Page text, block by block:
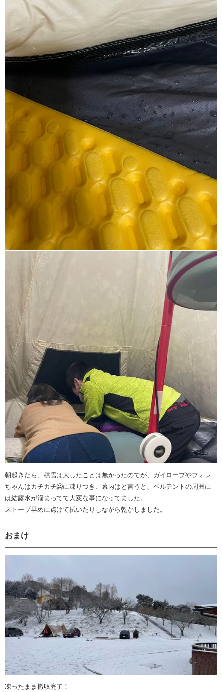
朝起きたら、積雪は大したことは無かったのでが、ガイロープやフォレ
ちゃんはカチカチ🥶に凍りつき、幕内はと言うと、ベルテントの周囲に
は結露水が溜まってて大変な事になってました。
ストーブ早めに点けて拭いたりしながら乾かしました。
おまけ
凍ったまま撤収完了！